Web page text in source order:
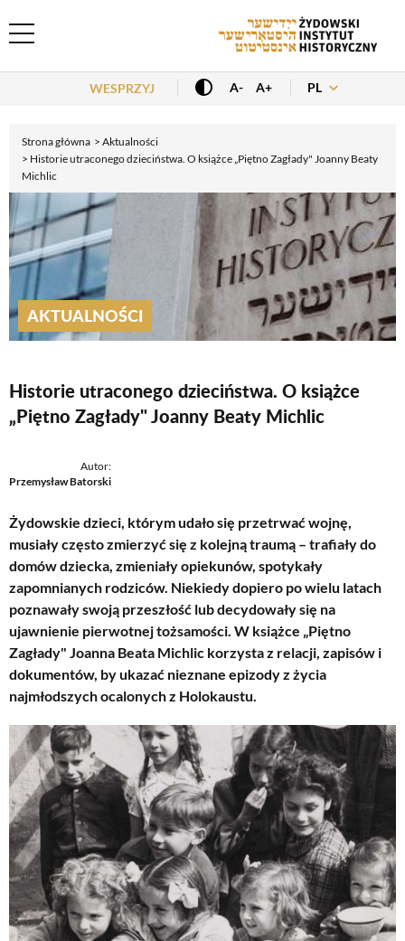
Header Menu
WESPRZYJ A- A+ PL
Strona główna
Aktualności
Historie utraconego dzieciństwa. O książce „Piętno Zagłady" Joanny Beaty
Michlic
AKTUALNOŚCI
Historie utraconego dzieciństwa. O książce
„Piętno Zagłady" Joanny Beaty Michlic
Autor:
Przemysław Batorski
Żydowskie dzieci, którym udało się przetrwać wojnę,
musiały często zmierzyć się z kolejną traumą – trafiały do
domów dziecka, zmieniały opiekunów, spotykały
zapomnianych rodziców. Niekiedy dopiero po wielu latach
poznawały swoją przeszłość lub decydowały się na
ujawnienie pierwotnej tożsamości. W książce „Piętno
Zagłady" Joanna Beata Michlic korzysta z relacji, zapisów i
dokumentów, by ukazać nieznane epizody z życia
najmłodszych ocalonych z Holokaustu.